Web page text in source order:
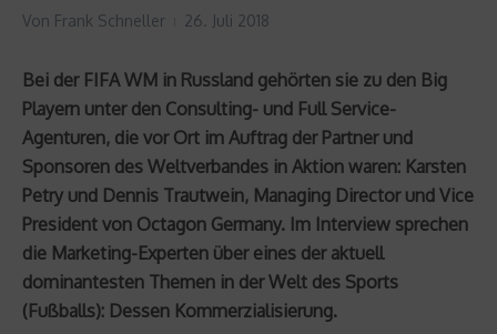
Von Frank Schneller 26. Juli 2018
Bei der FIFA WM in Russland gehörten sie zu den Big
Playern unter den Consulting- und Full Service-
Agenturen, die vor Ort im Auftrag der Partner und
Sponsoren des Weltverbandes in Aktion waren: Karsten
Petry und Dennis Trautwein, Managing Director und Vice
President von Octagon Germany. Im Interview sprechen
die Marketing-Experten über eines der aktuell
dominantesten Themen in der Welt des Sports
(Fußballs): Dessen Kommerzialisierung.